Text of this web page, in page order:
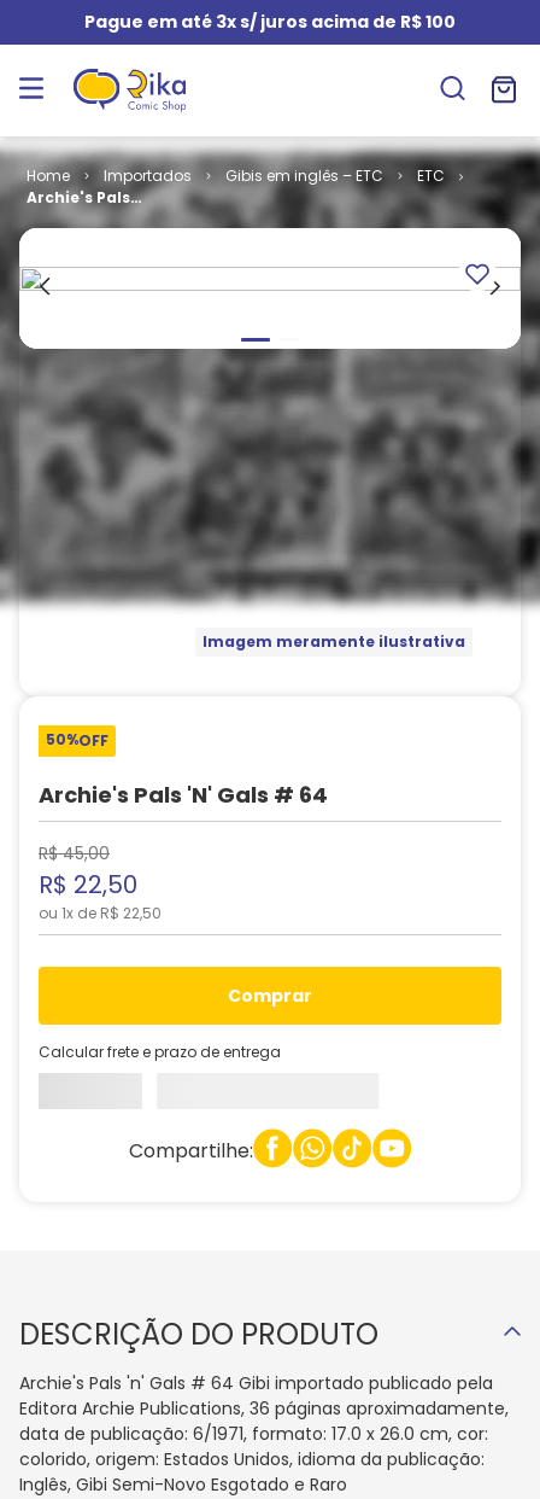
Pague em até 3x s/ juros acima de R$ 100
Importados Gibis em inglês – ETC
ETC
Archie's Pals
'n' Gals # 64
Imagem meramente ilustrativa
50%OFF
Archie's Pals 'n' Gals # 64
R$ 45,00
R$ 22,50
ou 1x de R$ 22,50
comprar
Calcular frete e prazo de entrega
Compartilhe:
DESCRIÇÃO DO PRODUTO
Archie's Pals 'n' Gals # 64 Gibi importado publicado pela
Editora Archie Publications, 36 páginas aproximadamente,
data de publicação: 6/1971, formato: 17.0 x 26.0 cm, cor:
colorido, origem: Estados Unidos, idioma da publicação:
Inglês, Gibi Semi-Novo Esgotado e Raro